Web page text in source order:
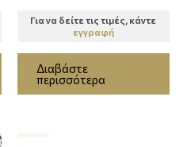
Για να δείτε τις τιμές, κάντε
εγγραφή
Διαβάστε
περισσότερα